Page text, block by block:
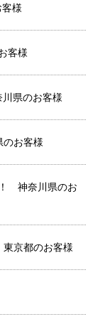
様
客様
県のお客様
お客様
神奈川県のお
京都のお客様